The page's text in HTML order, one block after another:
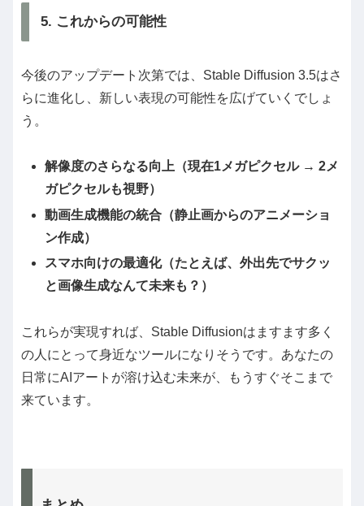
5. これからの可能性
今後のアップデート次第では、Stable Diffusion 3.5はさ
らに進化し、新しい表現の可能性を広げていくでしょ
う。
解像度のさらなる向上（現在1メガピクセル → 2メ
ガピクセルも視野）
動画生成機能の統合（静止画からのアニメーショ
ン作成）
スマホ向けの最適化（たとえば、外出先でサクッ
と画像生成なんて未来も？）
これらが実現すれば、Stable Diffusionはますます多く
の人にとって身近なツールになりそうです。あなたの
日常にAIアートが溶け込む未来が、もうすぐそこまで
来ています。